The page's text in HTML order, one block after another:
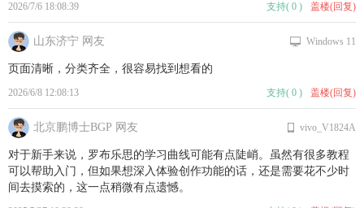
2026/7/6 18:08:39 支持( 0 ) 盖楼(回复)
山东济宁 网友
2026/6/8 12:08:13
页面清晰，分类齐全，很容易找到想看的
Windows 11
支持( 0 ) 盖楼(回复)
北京鹏博士BGP 网友
对于新手来说，罗布乐思的学习曲线可能有点陡峭。虽然有很多教程
可以帮助入门，但如果想深入体验创作功能的话，还是需要花不少时
间去摸索的，这一点稍微有点遗憾。
vivo_V1824A